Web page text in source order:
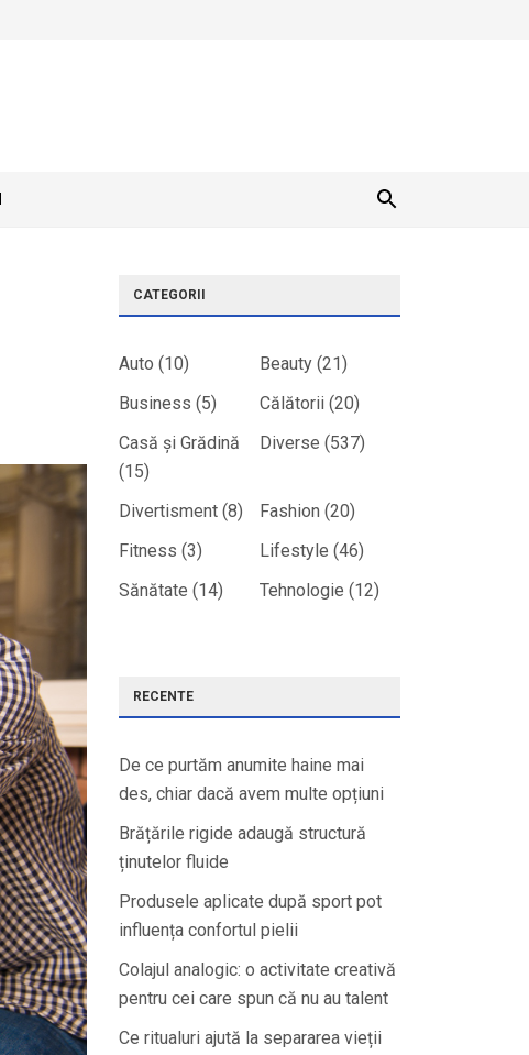
CATEGORII
Auto (10) Beauty(21)
Business (5) Călătorii(20)
Casă și Grădină
(15)
Diverse (537)
Divertisment(8) Fashion (20)
Fitness (3) Lifestyle (46)
Sănătate (14) Tehnologie (12)
RECENTE
De ce purtăm anumite haine mai
des, chiar dacă avem multe opțiuni
Brățările rigide adaugă structură
ținutelor fluide
Produsele aplicate după sport pot
influența confortul pielii
Colajul analogic: o activitate creativă
pentru cei care spun că nu au talent
Ce ritualuri ajută la separarea vieții